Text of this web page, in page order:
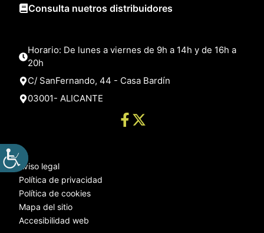
Consulta nuetros distribuidores
Horario: De lunes a viernes de 9h a 14h y de 16h a
20h
C/ SanFernando, 44 - Casa Bardín
03001- ALICANTE
Aviso legal
Política de privacidad
Política de cookies
Mapa del sitio
Accesibilidad web